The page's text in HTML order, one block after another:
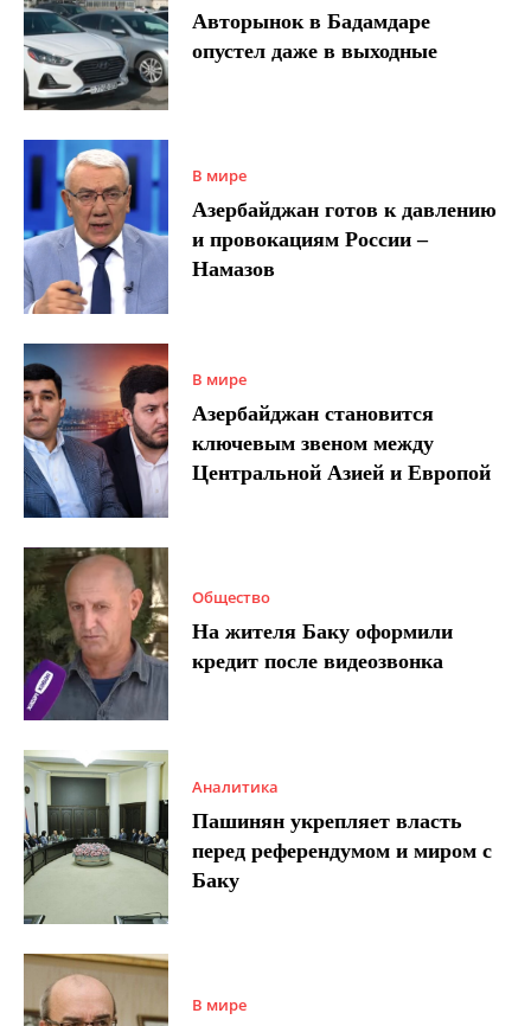
Авторынок в Бадамдаре
опустел даже в выходные
В мире
Азербайджан готов к давлению
и провокациям России –
Намазов
В мире
Азербайджан становится
ключевым звеном между
Центральной Азией и Европой
Общество
На жителя Баку оформили
кредит после видеозвонка
Аналитика
Пашинян укрепляет власть
перед референдумом и миром с
Баку
В мире